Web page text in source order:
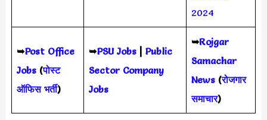
2024
➥Post Office
Jobs(पोस्ट
ऑफिस भर्ती)
➥PSU Jobs| Public
Sector Company
Jobs
➥Rojgar
Samachar
News(रोजगार
समाचार)